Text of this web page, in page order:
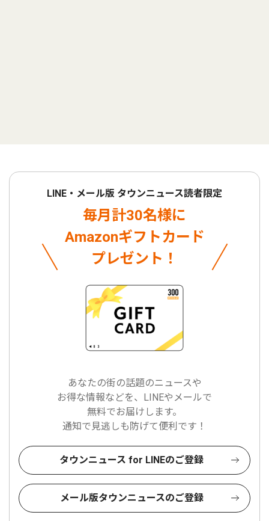
LINE・メール版 タウンニュース読者限定
毎月計30名様に
Amazonギフトカード
プレゼント！
あなたの街の話題のニュースや
お得な情報などを、LINEやメールで
無料でお届けします。
通知で見逃しも防げて便利です！
タウンニュース for LINEのご登録
メール版タウンニュースのご登録